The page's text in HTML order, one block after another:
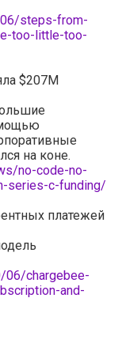
steps-from-
too-little-too-
$207M
на коне.
no-code-no-
series-c-funding/
платежей
06/chargebee-
and-